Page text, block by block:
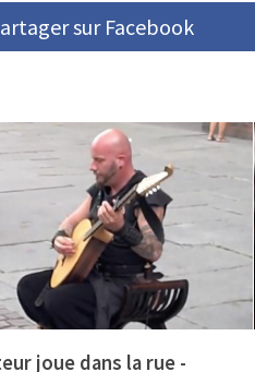
sur Facebook
joue dans la rue -